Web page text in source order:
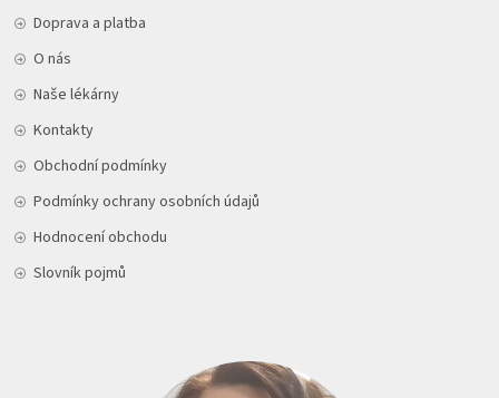
Doprava a platba
O nás
Naše lékárny
Kontakty
Obchodní podmínky
Podmínky ochrany osobních údajů
Hodnocení obchodu
Slovník pojmů